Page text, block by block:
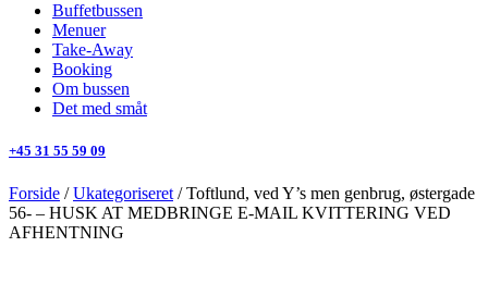
Buffetbussen
Menuer
Take-Away
Booking
Om bussen
Det med småt
+45 31 55 59 09
Forside /Ukategoriseret / Toftlund, ved Y’s men genbrug, østergade
56- – HUSK AT MEDBRINGE E-MAIL KVITTERING VED
AFHENTNING